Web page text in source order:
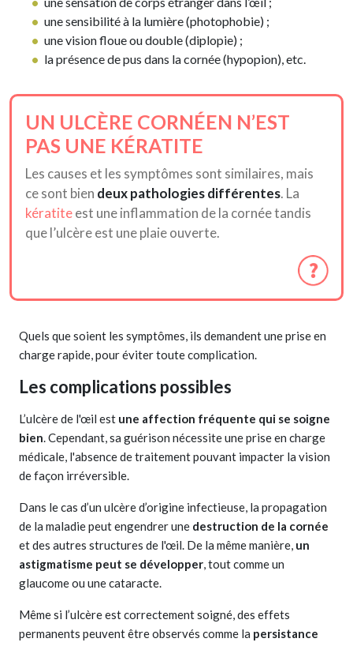
une sensibilité à la lumière (photophobie) ;
une vision floue ou double (diplopie) ;
la présence de pus dans la cornée (hypopion), etc.
UN ULCÈRE CORNÉEN N’EST
PAS UNE KÉRATITE
Les causes et les symptômes sont similaires, mais
ce sont bien deux pathologies différentes. La
kératiteest une inflammation de la cornée tandis
que l’ulcère est une plaie ouverte.
Quels que soient les symptômes, ils demandent une prise en
charge rapide, pour éviter toute complication.
Les complications possibles
L’ulcère de l'œil est une affection fréquente qui se soigne
bien. Cependant, sa guérison nécessite une prise en charge
médicale, l'absence de traitement pouvant impacter la vision
de façon irréversible.
Dans le cas d’un ulcère d’origine infectieuse, la propagation
de la maladie peut engendrer une destruction de la cornée
et des autres structures de l'œil. De la même manière, un
astigmatisme peut se développer, tout comme un
glaucome ou une cataracte.
Même si l’ulcère est correctement soigné, des effets
permanents peuvent être observés comme la persistance